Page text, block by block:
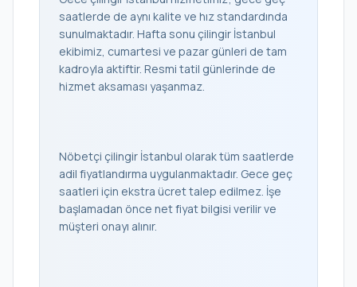
saatlerde de aynı kalite ve hız standardında
sunulmaktadır. Hafta sonu çilingir İstanbul
ekibimiz, cumartesi ve pazar günleri de tam
kadroyla aktiftir. Resmi tatil günlerinde de
hizmet aksaması yaşanmaz.
Nöbetçi çilingir İstanbul olarak tüm saatlerde
adil fiyatlandırma uygulanmaktadır. Gece geç
saatleri için ekstra ücret talep edilmez. İşe
başlamadan önce net fiyat bilgisi verilir ve
müşteri onayı alınır.